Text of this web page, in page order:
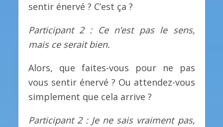
sentir énervé ? C’est ça ?
Participant 2 : Ce n’est pas le sens,
mais ce serait bien.
Alors, que faites-vous pour ne pas
vous sentir énervé ? Ou attendez-vous
simplement que cela arrive ?
Participant 2 : Je ne sais vraiment pas,